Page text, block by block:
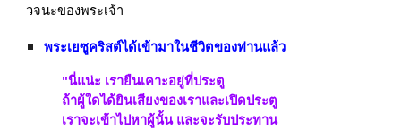
วจนะของพระเจ้า
พระเยซูคริสต์ได้เข้ามาในชีวิตของท่านแล้ว
"นี่แน่ะ เรายืนเคาะอยู่ที่ประตู
ถ้าผู้ใดได้ยินเสียงของเราและเปิดประตู
เราจะเข้าไปหาผู้นั้น และจะรับประทาน